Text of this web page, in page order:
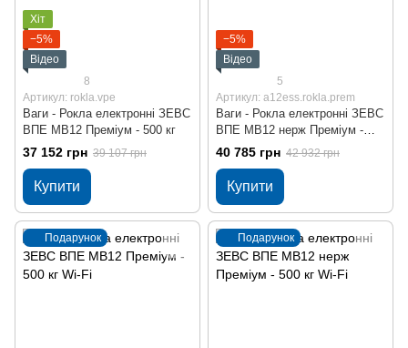
Хіт
−5%
Відео
8
Артикул: rokla.vpe
Ваги - Рокла електронні ЗЕВС
ВПЕ МВ12 Преміум - 500 кг
37 152 грн 39 107 грн
Купити
−5%
Відео
5
Артикул: a12ess.rokla.prem
Ваги - Рокла електронні ЗЕВС
ВПЕ МВ12 нерж Преміум -
300 кг
40 785 грн 42 932 грн
Купити
Подарунок Подарунок